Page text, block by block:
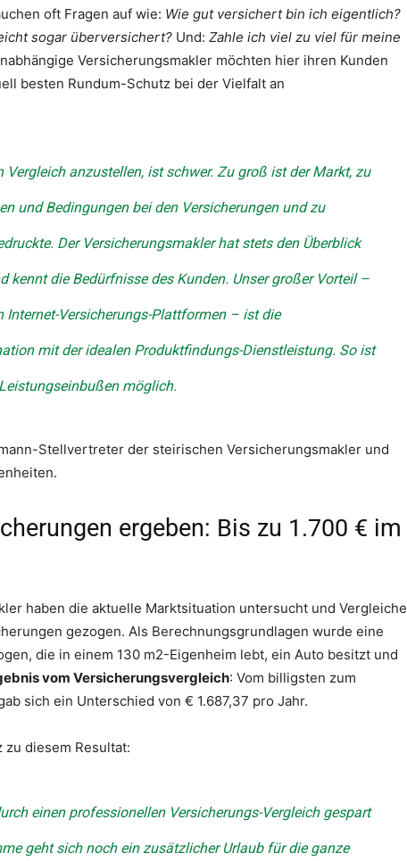
oft Fragen auf wie: Wie gut versichert bin ich eigentlich?
sogar überversichert? Und: Zahle ich viel zu viel für meine
Versicherungsmakler möchten hier ihren Kunden
besten Rundum-Schutz bei der Vielfalt an
Vergleich anzustellen, ist schwer. Zu groß ist der Markt, zu
und Bedingungen bei den Versicherungen und zu
Der Versicherungsmakler hat stets den Überblick
kennt die Bedürfnisse des Kunden. Unser großer Vorteil –
Internet-Versicherungs-Plattformen – ist die
mit der idealen Produktfindungs-Dienstleistung. So ist
möglich.
Stellvertreter der steirischen Versicherungsmakler und
ergeben: Bis zu 1.700 € im
haben die aktuelle Marktsituation untersucht und Vergleiche
gezogen. Als Berechnungsgrundlagen wurde eine
die in einem 130 m2-Eigenheim lebt, ein Auto besitzt und
vom Versicherungsvergleich: Vom billigsten zum
sich ein Unterschied von € 1.687,37 pro Jahr.
diesem Resultat:
einen professionellen Versicherungs-Vergleich gespart
geht sich noch ein zusätzlicher Urlaub für die ganze